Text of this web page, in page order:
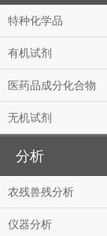
特种化学品
有机试剂
医药品成分化合物
无机试剂
分析
农残兽残分析
仪器分析